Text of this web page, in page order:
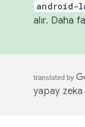
android-
alır. Daha
yapay zeka